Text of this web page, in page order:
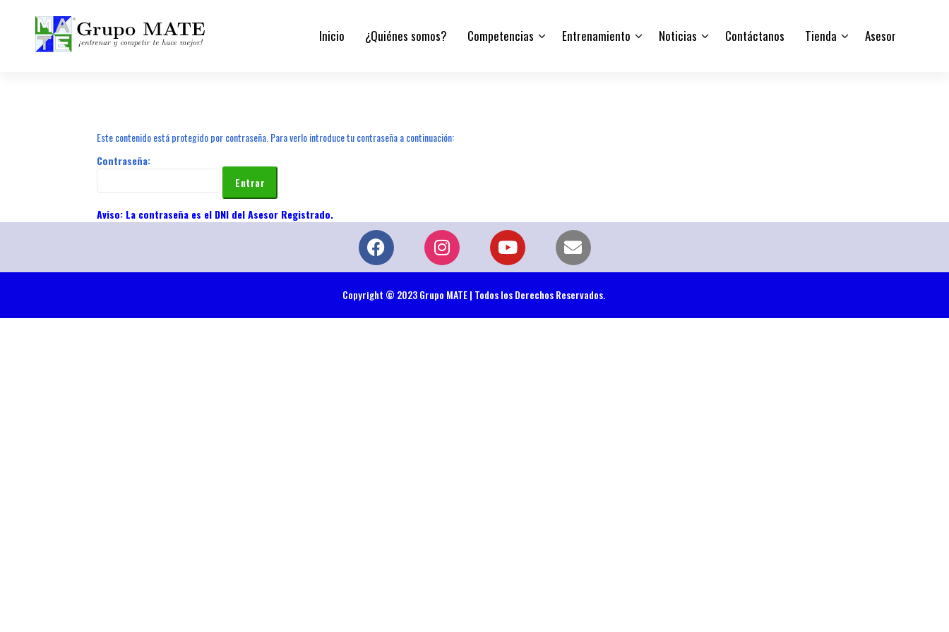
Inicio ¿Quiénes somos? Competencias Entrenamiento Noticias Contáctanos Tienda Asesor
Este contenido está protegido por contraseña. Para verlo introduce tu contraseña a continuación:
Contraseña:
Copyright © 2023 Grupo MATE | Todos los Derechos Reservados.